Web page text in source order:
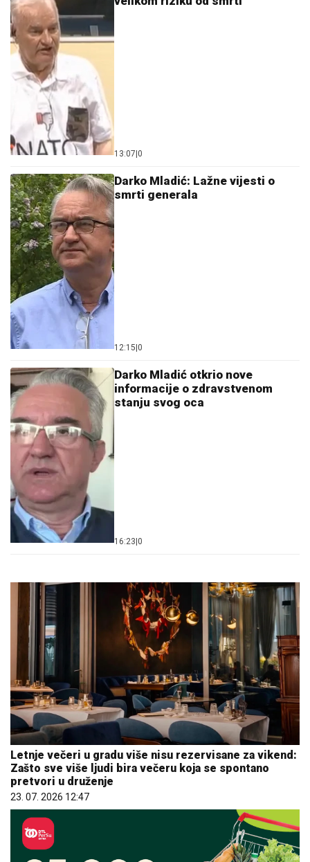
13:07 0
Darko Mladić: Lažne vijesti o
smrti generala
12:15 0
Darko Mladić otkrio nove
informacije o zdravstvenom
stanju svog oca
16:23 0
Letnje večeri u gradu više nisu rezervisane za vikend:
Zašto sve više ljudi bira večeru koja se spontano
pretvori u druženje
23. 07. 2026 12:47